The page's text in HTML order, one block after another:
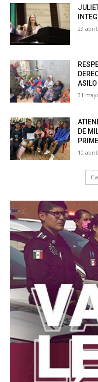
29
31
DE
10